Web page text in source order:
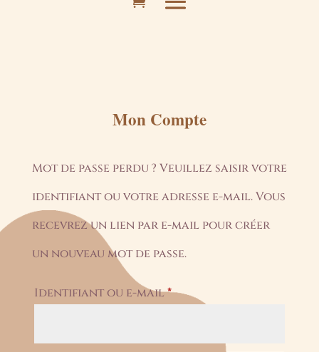
Mon Compte
Mot de passe perdu ? Veuillez saisir votre
identifiant ou votre adresse e-mail. Vous
recevrez un lien par e-mail pour créer
un nouveau mot de passe.
Identifiant ou e-mail*Obligatoire